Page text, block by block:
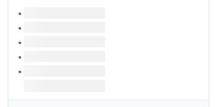
このタイトルの巻号